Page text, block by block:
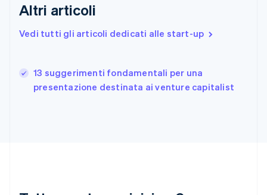
Altri articoli
Vedi tutti gli articoli dedicati alle start-up
13 suggerimenti fondamentali per una
presentazione destinata ai venture capitalist
Giappone
Gibilterra
English
India